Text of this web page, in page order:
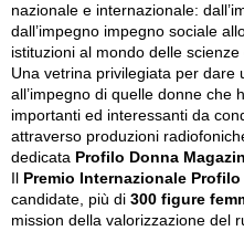
nazionale e internazionale:
dall’impegno impegno sociale
istituzioni al mondo delle scienze
Una vetrina privilegiata per dare
all’impegno di quelle donne che
importanti ed interessanti da
attraverso produzioni
dedicata Profilo Donna
Il Premio Internazionale
candidate, più di 300 figure
mission della valorizzazione del